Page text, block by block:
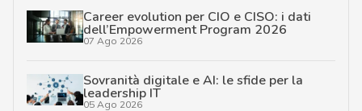
Career evolution per CIO e CISO: i dati
dell’Empowerment Program 2026
07 Ago 2026
Sovranità digitale e AI: le sfide per la
leadership IT
05 Ago 2026